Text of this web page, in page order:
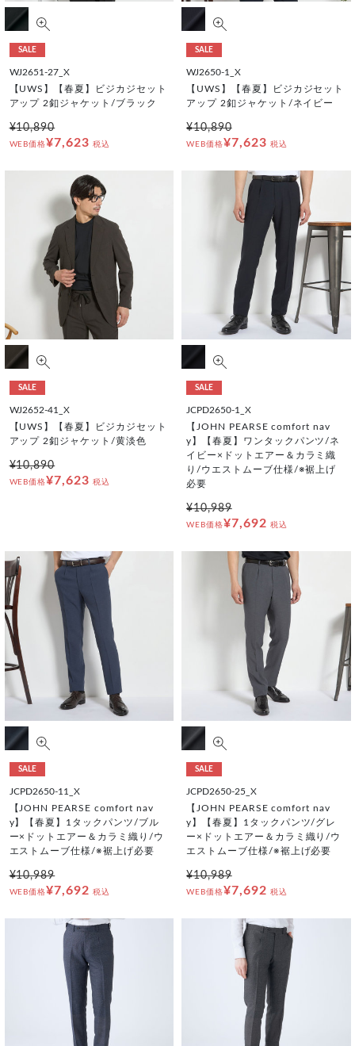
SALE
WJ2651-27_X
【UWS】【春夏】ビジカジセット
アップ 2釦ジャケット/ブラック
¥10,890
WEB価格¥7,623 税込
SALE
WJ2650-1_X
【UWS】【春夏】ビジカジセット
アップ 2釦ジャケット/ネイビー
¥10,890
WEB価格¥7,623 税込
SALE
WJ2652-41_X
【UWS】【春夏】ビジカジセット
アップ 2釦ジャケット/黄淡色
¥10,890
WEB価格¥7,623 税込
SALE
JCPD2650-1_X
【JOHN PEARSE comfort nav
y】【春夏】ワンタックパンツ/ネ
イビー×ドットエアー＆カラミ織
り/ウエストムーブ仕様/※裾上げ
必要
¥10,989
WEB価格¥7,692 税込
SALE
JCPD2650-11_X
【JOHN PEARSE comfort nav
y】【春夏】1タックパンツ/ブル
ー×ドットエアー＆カラミ織り/ウ
エストムーブ仕様/※裾上げ必要
¥10,989
WEB価格¥7,692 税込
SALE
JCPD2650-25_X
【JOHN PEARSE comfort nav
y】【春夏】1タックパンツ/グレ
ー×ドットエアー＆カラミ織り/ウ
エストムーブ仕様/※裾上げ必要
¥10,989
WEB価格¥7,692 税込